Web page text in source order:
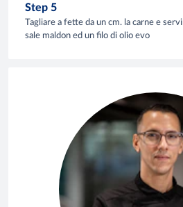
Step 5
Tagliare a fette da un cm. la carne e
sale maldon ed un filo di olio evo